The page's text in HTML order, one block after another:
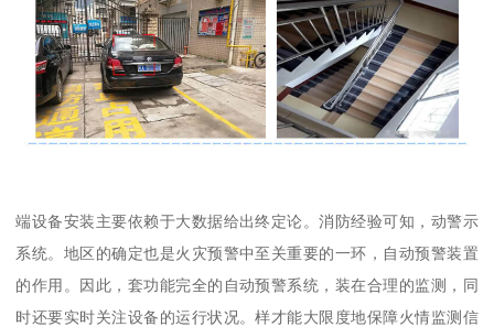
端设备安装主要依赖于大数据给出终定论。消防经验可知，动警示
系统。地区的确定也是火灾预警中至关重要的一环，自动预警装置
的作用。因此，套功能完全的自动预警系统，装在合理的监测，同
时还要实时关注设备的运行状况。样才能大限度地保障火情监测信